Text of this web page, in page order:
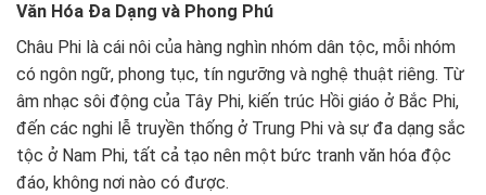
Văn Hóa Đa Dạng và Phong Phú
Châu Phi là cái nôi của hàng nghìn nhóm dân tộc, mỗi nhóm
có ngôn ngữ, phong tục, tín ngưỡng và nghệ thuật riêng. Từ
âm nhạc sôi động của Tây Phi, kiến trúc Hồi giáo ở Bắc Phi,
đến các nghi lễ truyền thống ở Trung Phi và sự đa dạng sắc
tộc ở Nam Phi, tất cả tạo nên một bức tranh văn hóa độc
đáo, không nơi nào có được.